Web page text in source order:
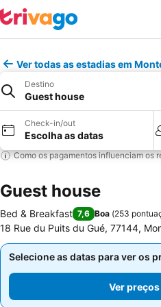
Ver todas as estadias em
Destino
Guest house
Check-in/out
Escolha as datas
Como os pagamentos influenciam os
Guest house
Bed & Breakfast 7,6 Boa (253
18 Rue du Puits du Gué, 77144,
Selecione as datas para ver os
Ver
Selecione as datas para ver os
Ver preços